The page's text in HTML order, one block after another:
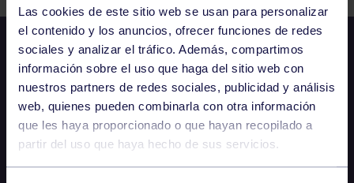
Las cookies de este sitio web se usan para personalizar
el contenido y los anuncios, ofrecer funciones de redes
sociales y analizar el tráfico. Además, compartimos
información sobre el uso que haga del sitio web con
nuestros partners de redes sociales, publicidad y análisis
web, quienes pueden combinarla con otra información
que les haya proporcionado o que hayan recopilado a
partir del uso que haya hecho de sus servicios.